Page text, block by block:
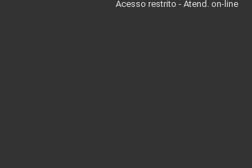
Acesso restrito - Atend. on-line